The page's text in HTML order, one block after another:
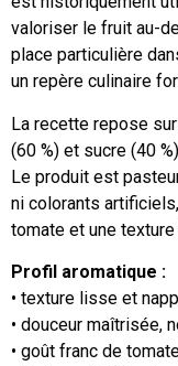
valoriser le fruit au-
place particulière
un repère culinaire
La recette repose
(60 %) et sucre (40
Le produit est
ni colorants
tomate et une
Profil aromatique :
• texture lisse et
• douceur maîtrisée,
• goût franc de